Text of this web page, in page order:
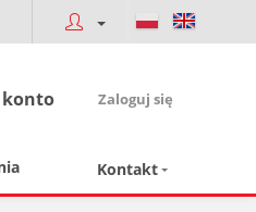
konto Zaloguj się
Kontakt